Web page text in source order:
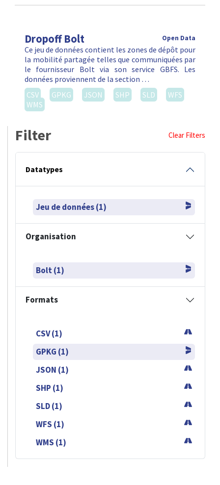
Dropoff Bolt Open Data
Ce jeu de données contient les zones de dépôt pour
la mobilité partagée telles que communiquées par
le fournisseur Bolt via son service GBFS. Les
données proviennent de la section …
CSV
GPKG JSON SHP SLD
WFS
WMS
Filter Clear Filters
Datatypes
Jeu de données (1)
Organisation
Bolt (1)
Formats
CSV (1)
GPKG (1)
JSON (1)
SHP (1)
SLD (1)
WFS (1)
WMS (1)